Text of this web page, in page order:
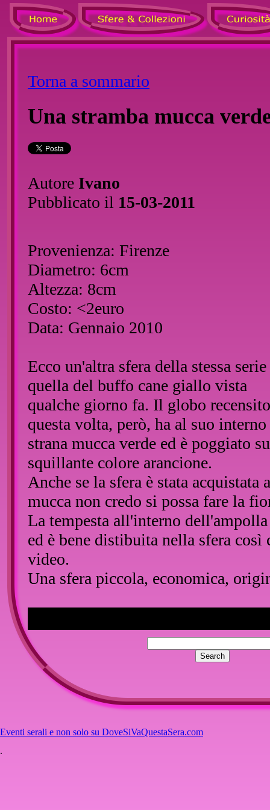
Torna a sommario
Una stramba mucca
Autore Ivano
Pubblicato il 15-03-2011
Provenienza: Firenze
Diametro: 6cm
Altezza: 8cm
Costo: <2euro
Data: Gennaio 2010
Ecco un'altra sfera della stessa
quella del buffo cane giallo vista
qualche giorno fa. Il globo recensito
questa volta, però, ha al suo
strana mucca verde ed è poggiato
squillante colore arancione.
Anche se la sfera è stata acquistata
mucca non credo si possa fare la
La tempesta all'interno
ed è bene distibuita nella sfera così
video.
Una sfera piccola, economica,
Eventi serali e non solo su DoveSiVaQuestaSera.com
.